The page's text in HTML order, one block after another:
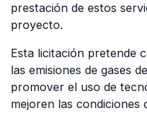
prestación de estos
proyecto.
Esta licitación pretende
las emisiones de gases
promover el uso de
mejoren las condiciones